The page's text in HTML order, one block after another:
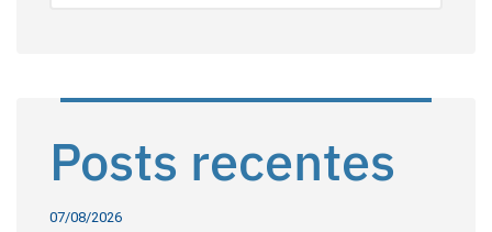
Posts recentes
07/08/2026